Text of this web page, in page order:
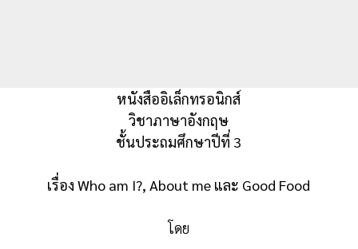
หนังสืออิเล็กทรอนิกส์
วิชาภาษาอังกฤษ
ชั้นประถมศึกษาปีที่ 3
เรื่อง Who am I?, About me และ Good Food
โดย